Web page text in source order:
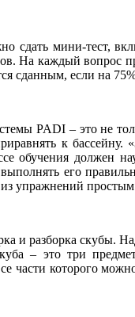
сдать мини-тест,
На каждый вопрос
сданным, если на
PADI – это не
к
обучения должен
его
упражнений
и разборка скубы.
– это три
части которого